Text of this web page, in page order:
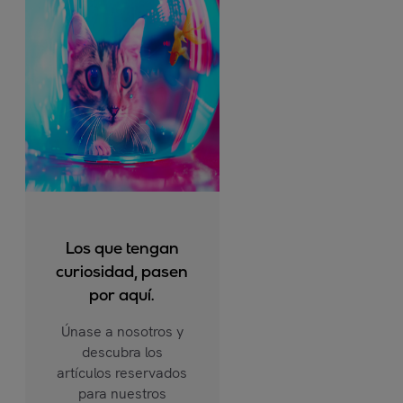
Los que tengan
curiosidad, pasen
por aquí.
Únase a nosotros y
descubra los
artículos reservados
para nuestros